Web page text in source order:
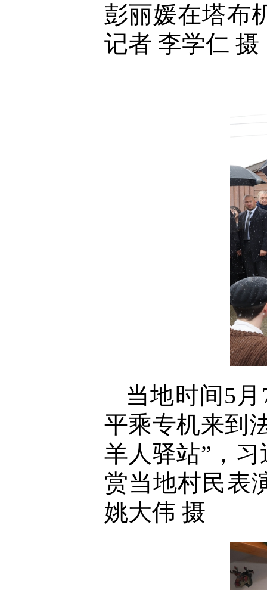
彭丽媛在塔布
记者 李学仁 摄
当地时间5
平乘专机来到
羊人驿站”，
赏当地村民表
姚大伟 摄